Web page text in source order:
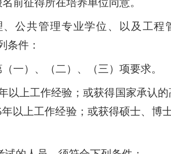
前征得所在培养单位同意。
公共管理专业学位、以及工
条件：
一）、（二）、（三）项要求。
以上工作经验；或获得国家承认
以上工作经验；或获得硕士、博